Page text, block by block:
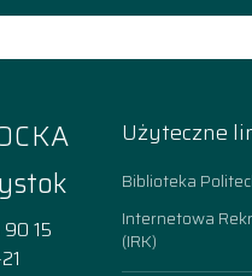
15
Użyteczne
Biblioteka
Internetowa
(IRK)